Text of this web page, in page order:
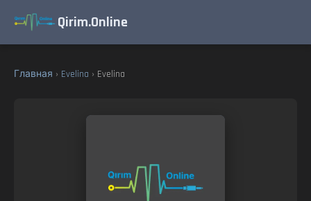
Qirim.Online
Главная › Evelina › Evelina